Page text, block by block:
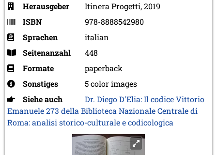
Herausgeber
Itinera Progetti, 2019
ISBN
978-8888542980
Sprachen
italian
Seitenanzahl
448
Formate
paperback
Sonstiges
5 color images
Siehe auch
Dr. Diego D'Elia: Il codice Vittorio
Emanuele 273 della Biblioteca Nazionale Centrale di
Roma: analisi storico-culturale e codicologica